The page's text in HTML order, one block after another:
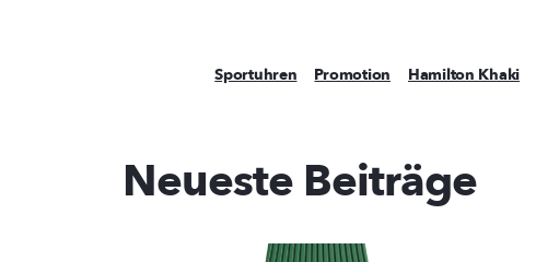
Sportuhren Promotion Hamilton Khaki
Neueste Beiträge